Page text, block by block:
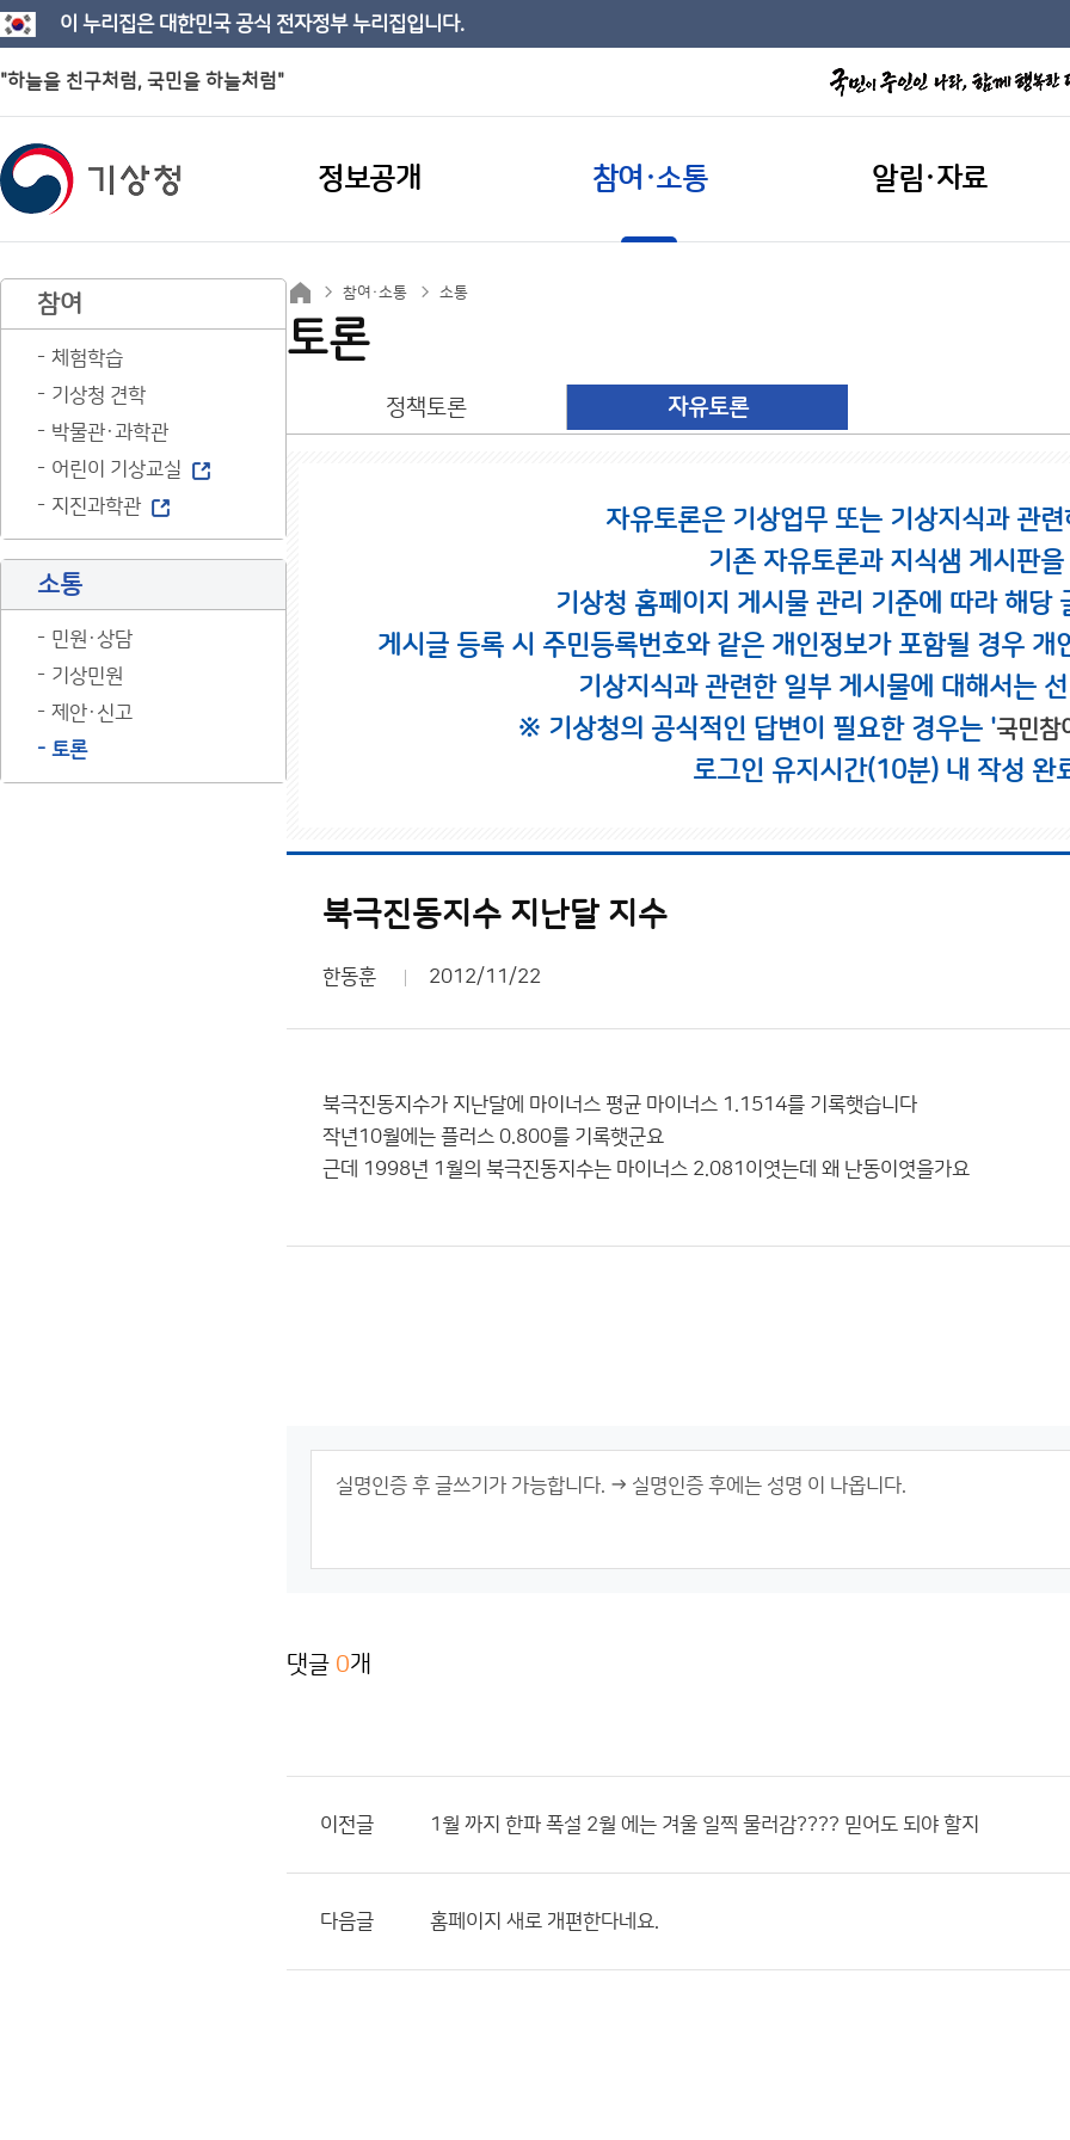
이 누리집은 대한민국 공식 전자정부 누리집입니다.
"하늘을 친구처럼, 국민을 하늘처럼"
정보공개 참여·소통 알림·자료
참여
체험학습
기상청 견학
박물관·과학관
어린이 기상교실
지진과학관
소통
민원·상담
기상민원
제안·신고
토론
참여·소통 소통
토론
정책토론 자유토론
자유토론은 기상업무 또는 기상지식과 관
기존 자유토론과 지식샘 게시판
기상청 홈페이지 게시물 관리 기준에 따라 해당
게시글 등록 시 주민등록번호와 같은 개인정보가 포함될 경우
기상지식과 관련한 일부 게시물에 대해서는
※ 기상청의 공식적인 답변이 필요한 경우는 '국민참
로그인 유지시간(10분) 내 작성 완
북극진동지수 지난달 지수
한동훈 2012/11/22
북극진동지수가 지난달에 마이너스 평균 마이너스 1.1514를 기록햇습니다
작년10월에는 플러스 0.800를 기록햇군요
근데 1998년 1월의 북극진동지수는 마이너스 2.081이엿는데 왜 난동이엿을가요
댓글 0개
이전글 1월 까지 한파 폭설 2월 에는 겨울 일찍 물러감???? 믿어도 되야 할지
다음글 홈페이지 새로 개편한다네요.